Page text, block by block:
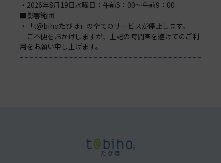
・2026年8月19日水曜日：午前5：00～午前9：00
■影響範囲
・「t@bihoたびほ」の全てのサービスが停止します。
ご不便をおかけしますが、上記の時間帯を避けてのご利
用をお願い申し上げます。